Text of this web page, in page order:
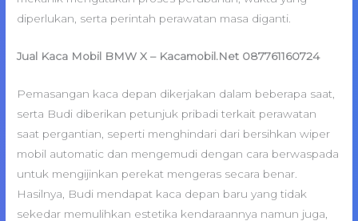
diperlukan, serta perintah perawatan masa diganti.
Jual Kaca Mobil BMW X – Kacamobil.Net 087761160724
Pemasangan kaca depan dikerjakan dalam beberapa saat,
serta Budi diberikan petunjuk pribadi terkait perawatan
saat pergantian, seperti menghindari dari bersihkan wiper
mobil automatic dan mengemudi dengan cara berwaspada
untuk mengijinkan perekat mengeras secara benar.
Hasilnya, Budi mendapat kaca depan baru yang tidak
sekedar memulihkan estetika kendaraannya namun juga,